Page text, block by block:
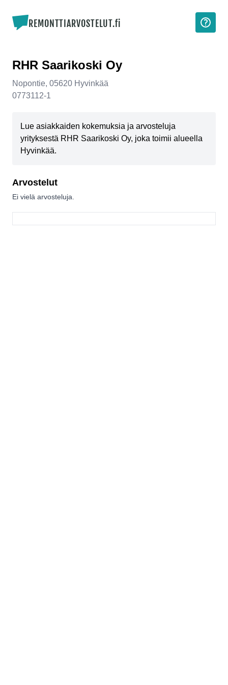
REMONTTIARVOSTELUT.fi
RHR Saarikoski Oy
Nopontie, 05620 Hyvinkää
0773112-1
Lue asiakkaiden kokemuksia ja arvosteluja
yrityksestä RHR Saarikoski Oy, joka toimii alueella
Hyvinkää.
Arvostelut
Ei vielä arvosteluja.